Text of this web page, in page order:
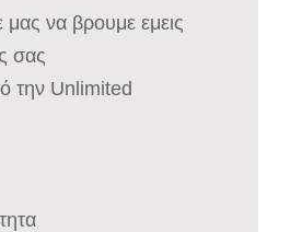
μας να βρουμε εμεις
σας
την Unlimited